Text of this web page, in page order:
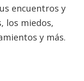
encuentros y
los miedos,
y más.